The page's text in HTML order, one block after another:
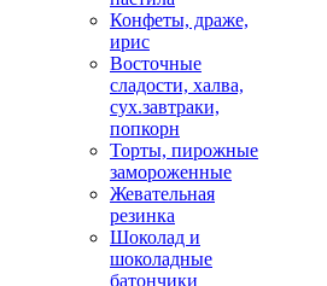
Конфеты, драже,
ирис
Восточные
сладости, халва,
сух.завтраки,
попкорн
Торты, пирожные
замороженные
Жевательная
резинка
Шоколад и
шоколадные
батончики